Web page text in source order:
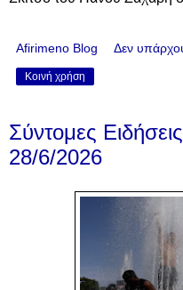
Afirimeno Blog Δεν
Κοινή χρήση
Σύντομες
28/6/2026